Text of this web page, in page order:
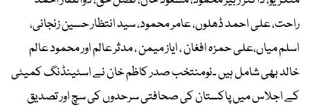
راحت، علی احمد ڈھلوں، عامر محمود، سید انتظار حسین زنجانی،
اسلم میاں،علی حمزہ افغان ، ایاز میمن ، مدثر عالم اور محمود عالم
خالد بھی شامل ہیں ۔نومنتخب صدر کاظم خان نے اسٹینڈنگ کمیٹی
کے اجلاس میں پاکستان کی صحافتی سرحدوں کی سچ اور تصدیق